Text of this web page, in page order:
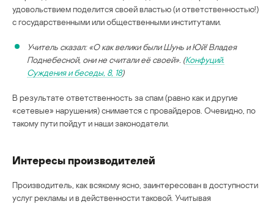
удовольствием поделится своей властью (и ответственностью!)
с государственными или общественными институтами.
Учитель сказал: «О как велики были Шунь и Юй! Владея
Поднебесной, они не считали её своей». (Конфуций.
Суждения и беседы, 8, 18)
В результате ответственность за спам (равно как и другие
«сетевые» нарушения) снимается с провайдеров. Очевидно, по
такому пути пойдут и наши законодатели.
Интересы производителей
Производитель, как всякому ясно, заинтересован в доступности
услуг рекламы и в действенности таковой. Учитывая